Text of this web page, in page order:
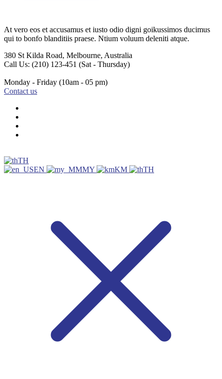
At vero eos et accusamus et iusto odio digni goikussimos ducimus
qui to bonfo blanditiis praese. Ntium voluum deleniti atque.
380 St Kilda Road, Melbourne, Australia
Call Us: (210) 123-451 (Sat - Thursday)
Monday - Friday (10am - 05 pm)
Contact us
TH
EN
MY KM TH